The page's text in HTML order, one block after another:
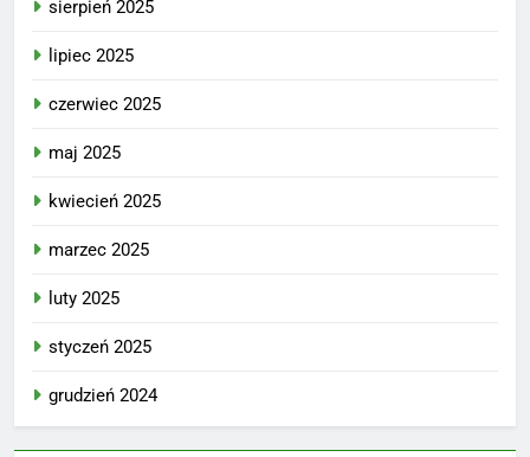
sierpień 2025
lipiec 2025
czerwiec 2025
maj 2025
kwiecień 2025
marzec 2025
luty 2025
styczeń 2025
grudzień 2024